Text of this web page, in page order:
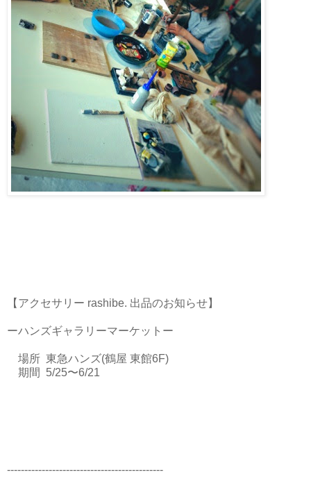
【アクセサリー rashibe. 出品のお知らせ】
ーハンズギャラリーマーケットー
場所 東急ハンズ(鶴屋 東館6F)
期間 5/25〜6/21
---------------------------------------------